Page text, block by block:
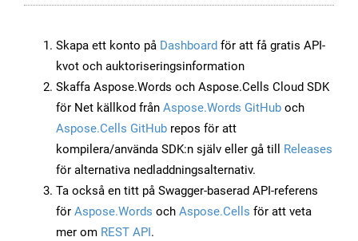
Skapa ett konto på Dashboard för att få gratis API-
kvot och auktoriseringsinformation
Skaffa Aspose.Words och Aspose.Cells Cloud SDK
för Net källkod från Aspose.Words GitHub och
Aspose.Cells GitHub repos för att
kompilera/använda SDK:n själv eller gå till Releases
för alternativa nedladdningsalternativ.
Ta också en titt på Swagger-baserad API-referens
för Aspose.Words och Aspose.Cells för att veta
mer om REST API.